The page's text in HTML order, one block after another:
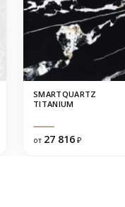
SMARTQUARTZ
TITANIUM
от 27 816 ₽